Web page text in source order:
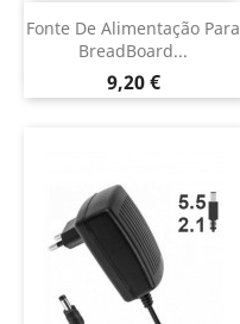
Fonte De Alimentação Para
BreadBoard...
Preço
9,20 €
DESCONTINUADO